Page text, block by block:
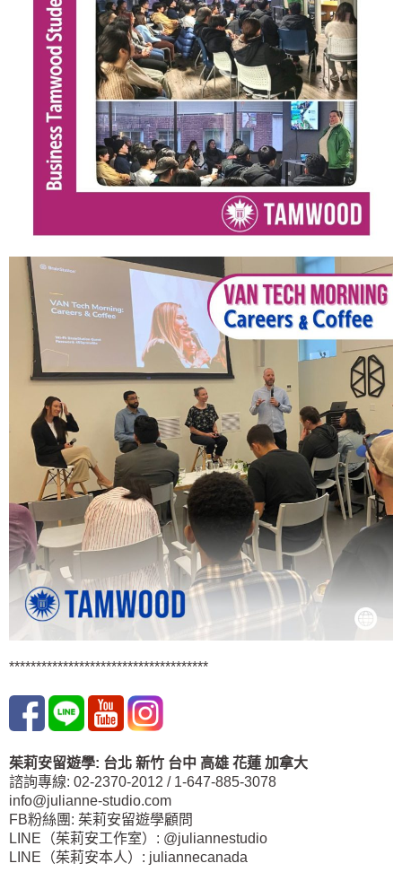
*************************************
茱莉安留遊學: 台北 新竹 台中 高雄 花蓮 加拿大
諮詢專線: 02-2370-2012 / 1-647-885-3078
info@julianne-studio.com
FB粉絲團: 茱莉安留遊學顧問
LINE（茱莉安工作室）: @juliannestudio
LINE（茱莉安本人）: juliannecanada